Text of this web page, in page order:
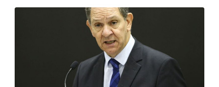
Navegação entre posts